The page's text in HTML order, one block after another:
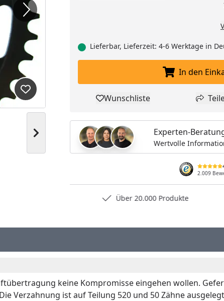
Nächstes Bild anzeigen
Produkt zur Wunschliste hinzufügen
Lieferbar, Lieferzeit: 4-6 Werktage in
In
In den
Produkt zur Wunschliste
Wunschliste
Experten-
Wertvolle
2.009
Über 20.000 Produkte
keine Kompromisse eingehen wollen.
Verzahnung ist auf Teilung 520 und 50 Zähne